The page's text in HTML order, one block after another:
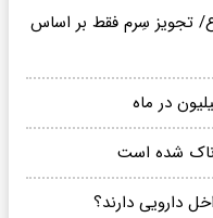
تجویز سِرم فقط بر اساس
شده است
دارویی دارند؟